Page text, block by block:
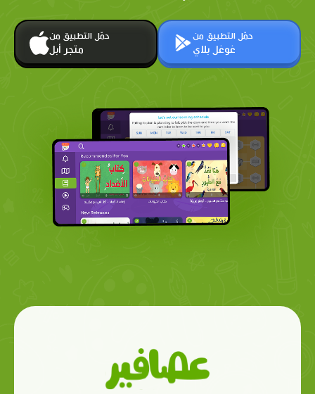
حمّل التطبيق من
متجر أبل
حمّل التطبيق من
غوغل بلاي